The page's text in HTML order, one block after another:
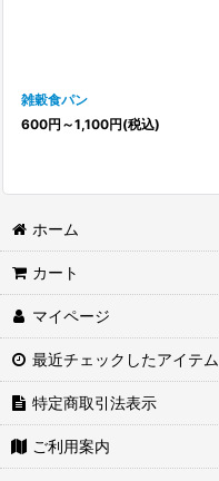
雑穀食パン
600円 ～1,100円(税込)
ホーム
カート
マイページ
最近チェックしたアイテム
特定商取引法表示
ご利用案内